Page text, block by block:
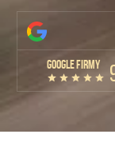
GOOGLE FIRMY